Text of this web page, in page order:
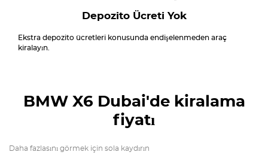
Depozito Ücreti Yok
Ekstra depozito ücretleri konusunda endişelenmeden araç
kiralayın.
BMW X6 Dubai'de kiralama
fiyatı
Daha fazlasını görmek için sola kaydırın